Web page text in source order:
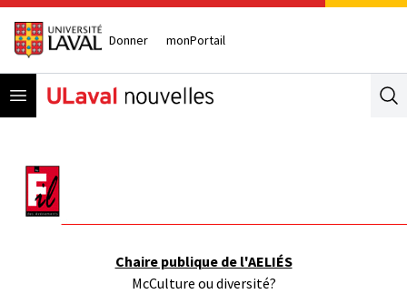
Donner monPortail
Open menu
Chaire publique de l'AELIÉS
McCulture ou diversité?